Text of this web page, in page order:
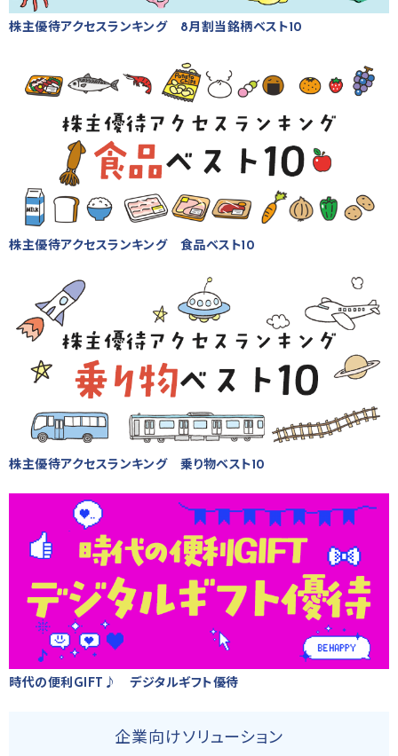
株主優待アクセスランキング 8月割当銘柄ベスト10
株主優待アクセスランキング 食品ベスト10
株主優待アクセスランキング 乗り物ベスト10
時代の便利GIFT♪ デジタルギフト優待
企業向けソリューション